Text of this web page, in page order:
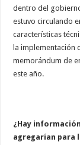
dentro del
estuvo circulando
características
la implementación
memorándum de
este año.
¿Hay
agregarían para